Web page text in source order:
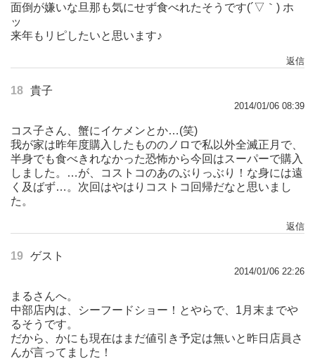
面倒が嫌いな旦那も気にせず食べれたそうです(´▽｀) ホ
ッ
来年もリピしたいと思います♪
返信
18 貴子
2014/01/06 08:39
コス子さん、蟹にイケメンとか…(笑)
我が家は昨年度購入したもののノロで私以外全滅正月で、
半身でも食べきれなかった恐怖から今回はスーパーで購入
しました。…が、コストコのあのぶりっぶり！な身には遠
く及ばず…。次回はやはりコストコ回帰だなと思いまし
た。
返信
19 ゲスト
2014/01/06 22:26
まるさんへ。
中部店内は、シーフードショー！とやらで、1月末までや
るそうです。
だから、かにも現在はまだ値引き予定は無いと昨日店員さ
んが言ってました！